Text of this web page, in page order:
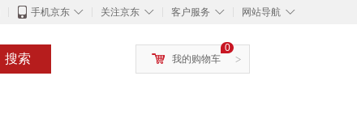
◇
手机京东 ◇
关注京东 ◇
客户服务 ◇
网站导航
搜索 >
0
我的购物车